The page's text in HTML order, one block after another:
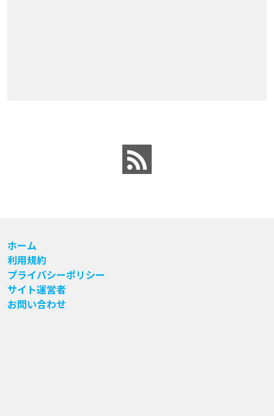
ホーム
利用規約
プライバシーポリシー
サイト運営者
お問い合わせ